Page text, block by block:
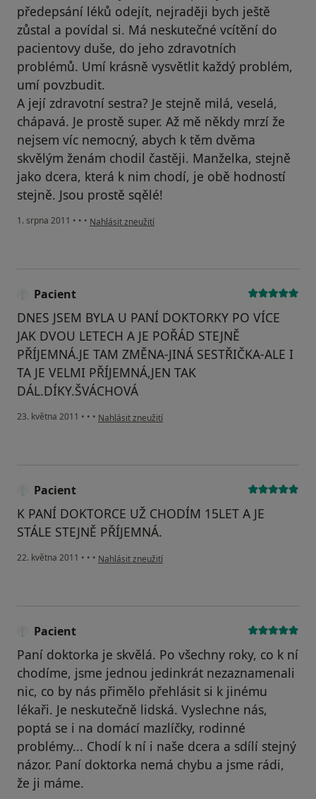
předepsání léků odejít, nejraději bych ještě
zůstal a povídal si. Má neskutečné vcítění do
pacientovy duše, do jeho zdravotních
problémů. Umí krásně vysvětlit každý problém,
umí povzbudit.
A její zdravotní sestra? Je stejně milá, veselá,
chápavá. Je prostě super. Až mě někdy mrzí že
nejsem víc nemocný, abych k těm dvěma
skvělým ženám chodil častěji. Manželka, stejně
jako dcera, která k nim chodí, je obě hodností
stejně. Jsou prostě sqělé!
1. srpna 2011 • • • podle názoru uživatele Pacient
Nahlásit zneužití
Pacient
DNES JSEM BYLA U PANÍ DOKTORKY PO VÍCE
JAK DVOU LETECH A JE POŘÁD STEJNĚ
PŘÍJEMNÁ.JE TAM ZMĚNA-JINÁ SESTŘIČKA-ALE I
TA JE VELMI PŘÍJEMNÁ,JEN TAK
DÁL.DÍKY.ŠVÁCHOVÁ
23. května 2011 • • • podle názoru uživatele Pacient
Nahlásit zneužití
Pacient
K PANÍ DOKTORCE UŽ CHODÍM 15LET A JE
STÁLE STEJNĚ PŘÍJEMNÁ.
22. května 2011 • • • podle názoru uživatele Pacient
Nahlásit zneužití
Pacient
Paní doktorka je skvělá. Po všechny roky, co k ní
chodíme, jsme jednou jedinkrát nezaznamenali
nic, co by nás přimělo přehlásit si k jinému
lékaři. Je neskutečně lidská. Vyslechne nás,
poptá se i na domácí mazlíčky, rodinné
problémy... Chodí k ní i naše dcera a sdílí stejný
názor. Paní doktorka nemá chybu a jsme rádi,
že ji máme.